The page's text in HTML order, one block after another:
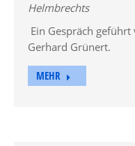
Helmbrechts
Ein Gespräch
Gerhard Grünert.
MEHR